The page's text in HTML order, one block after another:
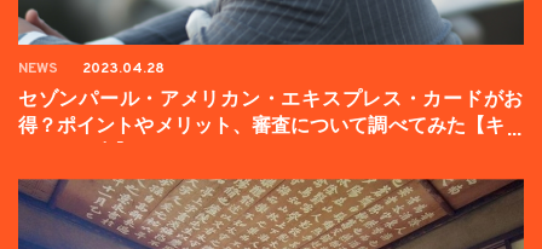
NEWS 2023.04.28
セゾンパール・アメリカン・エキスプレス・カードがお
得？ポイントやメリット、審査について調べてみた【キャ